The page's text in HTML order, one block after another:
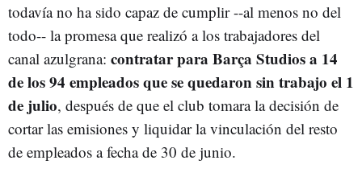
todavía no ha sido capaz de cumplir --al menos no del
todo-- la promesa que realizó a los trabajadores del
canal azulgrana: contratar para Barça Studios a 14
de los 94 empleados que se quedaron sin trabajo el 1
de julio, después de que el club tomara la decisión de
cortar las emisiones y liquidar la vinculación del resto
de empleados a fecha de 30 de junio.